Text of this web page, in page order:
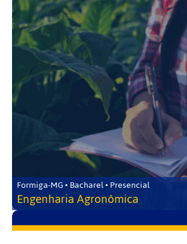
Formiga-MG • Bacharel • Presencial
Engenharia Agronômica